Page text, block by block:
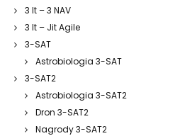
3 It – 3 NAV
3 It – Jit Agile
3-SAT
Astrobiologia 3-SAT
3-SAT2
Astrobiologia 3-SAT2
Dron 3-SAT2
Nagrody 3-SAT2